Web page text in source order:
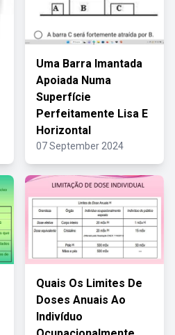
Uma Barra Imantada
Apoiada Numa
Superfície
Perfeitamente Lisa E
Horizontal
07 September 2024
Quais Os Limites De
Doses Anuais Ao
Indivíduo